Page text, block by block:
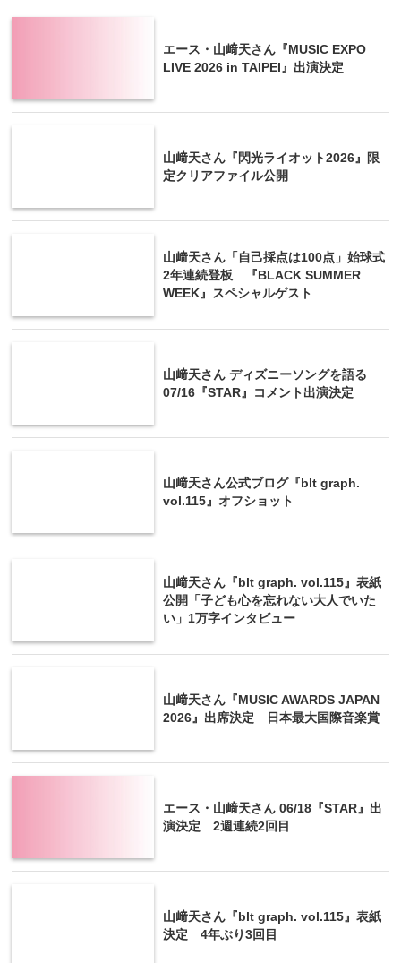
エース・山﨑天さん『MUSIC EXPO
LIVE 2026 in TAIPEI』出演決定
山﨑天さん『閃光ライオット2026』限
定クリアファイル公開
山﨑天さん「自己採点は100点」始球式
2年連続登板 『BLACK SUMMER
WEEK』スペシャルゲスト
山﨑天さん ディズニーソングを語る
07/16『STAR』コメント出演決定
山﨑天さん公式ブログ『blt graph.
vol.115』オフショット
山﨑天さん『blt graph. vol.115』表紙
公開「子ども心を忘れない大人でいた
い」1万字インタビュー
山﨑天さん『MUSIC AWARDS JAPAN
2026』出席決定 日本最大国際音楽賞
エース・山﨑天さん 06/18『STAR』出
演決定 2週連続2回目
山﨑天さん『blt graph. vol.115』表紙
決定 4年ぶり3回目